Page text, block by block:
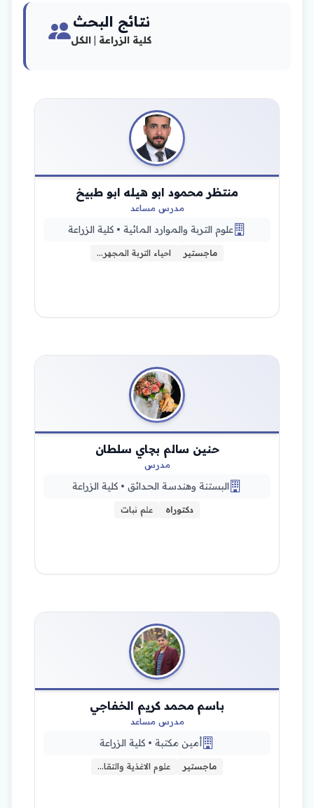
نتائج البحث
كلية الزراعة | الكل
منتظر محمود ابو هيله ابو طبيخ
مدرس مساعد
علوم التربة والموارد المائية • كلية الزراعة
ماجستير احياء التربة المجهر…
حنين سالم بچاي سلطان
مدرس
البستنة وهندسة الحدائق • كلية الزراعة
دكتوراه علم نبات
باسم محمد كريم الخفاجي
مدرس مساعد
أمين مكتبة • كلية الزراعة
ماجستير علوم الاغذية والتقا…